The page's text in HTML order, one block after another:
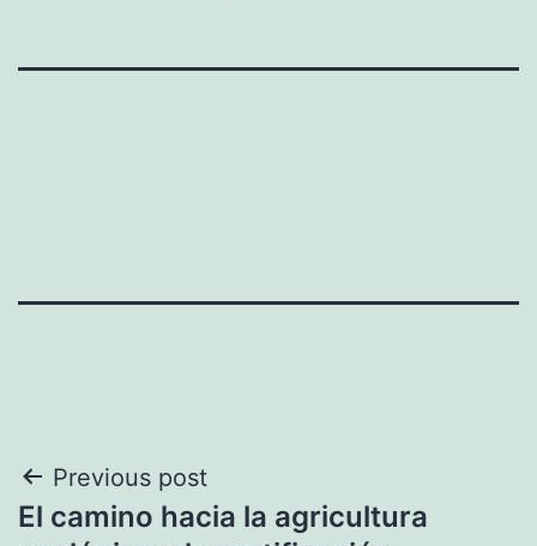
Navegación
Previous post
El camino hacia la agricultura